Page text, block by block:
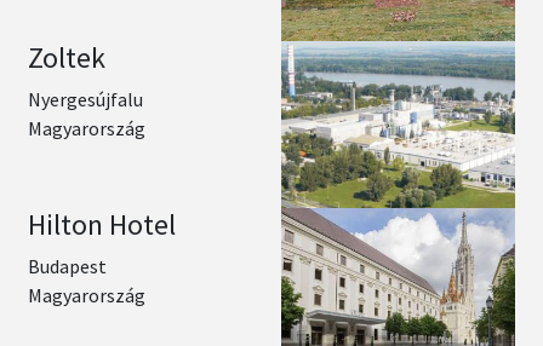
Zoltek
Nyergesújfalu
Magyarország
Hilton Hotel
Budapest
Magyarország